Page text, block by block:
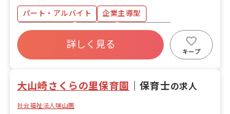
阪本線 29 分
パート・アルバイト
企業主導型
社会保険完備
車通勤可
駅近5分以内
詳しく見る
キープ
大山崎さくらの里保育園 保育士の求人
社会福祉法人端山園